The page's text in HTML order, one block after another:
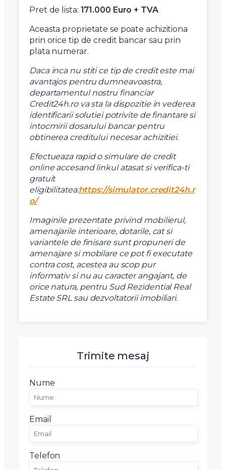
Pret de lista: 171.000 Euro + TVA
Aceasta proprietate se poate achizitiona
prin orice tip de credit bancar sau prin
plata numerar.
Daca inca nu stiti ce tip de credit este mai
avantajos pentru dumneavoastra,
departamentul nostru financiar
Credit24h.ro va sta la dispozitie in vederea
identificarii solutiei potrivite de finantare si
intocmirii dosarului bancar pentru
obtinerea creditului necesar achizitiei.
Efectueaza rapid o simulare de credit
online accesand linkul atasat si verifica-ti
gratuit
eligibilitatea:https://simulator.credit24h.r
o/
Imaginile prezentate privind mobilierul,
amenajarile interioare, dotarile, cat si
variantele de finisare sunt propuneri de
amenajare si mobilare ce pot fi executate
contra cost, acestea au scop pur
informativ si nu au caracter angajant, de
orice natura, pentru Sud Rezidential Real
Estate SRL sau dezvoltatorii imobiliari.
Trimite mesaj
Nume
Email
Telefon
Am citit si sunt de acord cu termenii si conditiile
SudRezidential.ro
Sunt de acord cuprelucrarea datelor cu caracter personal